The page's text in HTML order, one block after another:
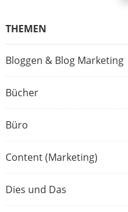
THEMEN
Bloggen & Blog Marketing
Bücher
Büro
Content (Marketing)
Dies und Das